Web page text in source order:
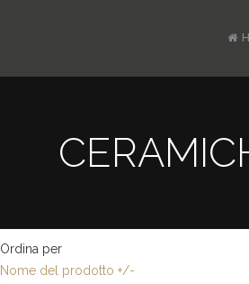
Ordina per
Nome del prodotto +/-